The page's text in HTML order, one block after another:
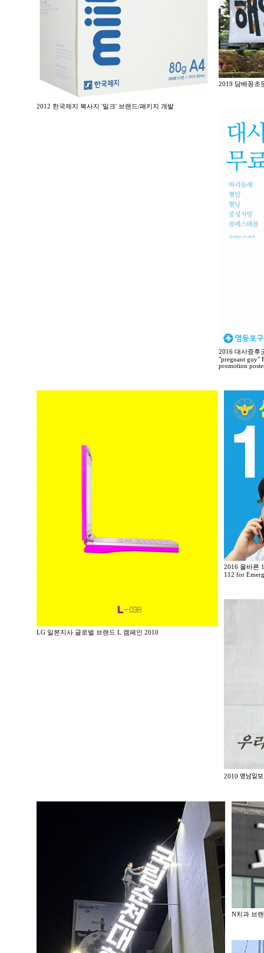
2012 한국제지 복사지 '밀크' 브랜드/패키지 개발
2019 담배꽁초
2016 대사증후
"pregnant guy"
promotion
LG 일본지사 글로벌 브랜드 L 캠페인 2010
2016 올바른
112 for
2010
N치과 브